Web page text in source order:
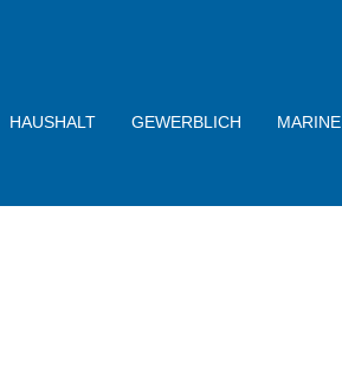
HAUSHALT GEWERBLICH MARINE